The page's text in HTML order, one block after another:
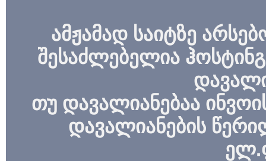
ამჟამად საიტზე
შესაძლებელია
თუ დავალიანებაა
დავალიანების